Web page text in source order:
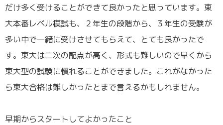
だけ多く受けることができて良かったと思っています。東
大本番レベル模試も、２年生の段階から、３年生の受験が
多い中で一緒に受けさせてもらえて、とても良かったで
す。東大は二次の配点が高く、形式も難しいので早くから
東大型の試験に慣れることができました。これがなかった
ら東大合格は難しかったとまで言えるかもしれません。
早期からスタートしてよかったこと